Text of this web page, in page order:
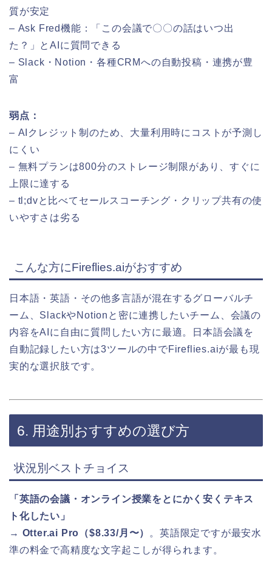
質が安定
– Ask Fred機能：「この会議で〇〇の話はいつ出
た？」とAIに質問できる
– Slack・Notion・各種CRMへの自動投稿・連携が豊
富
弱点：
– AIクレジット制のため、大量利用時にコストが予測し
にくい
– 無料プランは800分のストレージ制限があり、すぐに
上限に達する
– tl;dvと比べてセールスコーチング・クリップ共有の使
いやすさは劣る
こんな方にFireflies.aiがおすすめ
日本語・英語・その他多言語が混在するグローバルチ
ーム、SlackやNotionと密に連携したいチーム、会議の
内容をAIに自由に質問したい方に最適。日本語会議を
自動記録したい方は3ツールの中でFireflies.aiが最も現
実的な選択肢です。
6. 用途別おすすめの選び方
状況別ベストチョイス
「英語の会議・オンライン授業をとにかく安くテキス
ト化したい」
→ Otter.ai Pro（$8.33/月〜）
。英語限定ですが最安水
準の料金で高精度な文字起こしが得られます。